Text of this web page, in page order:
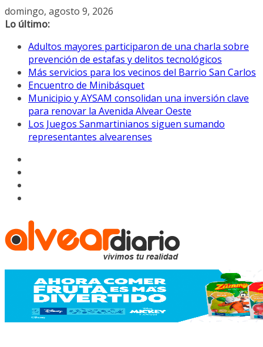
Saltar
al
domingo, agosto 9, 2026
Lo último:
Adultos mayores participaron de una charla sobre
prevención de estafas y delitos tecnológicos
Más servicios para los vecinos del Barrio San Carlos
Encuentro de Minibásquet
Municipio y AYSAM consolidan una inversión clave
para renovar la Avenida Alvear Oeste
Los Juegos Sanmartinianos siguen sumando
representantes alvearenses